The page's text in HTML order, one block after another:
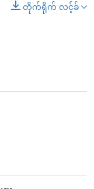
တိုက်ရိုက် လင့်ခ်